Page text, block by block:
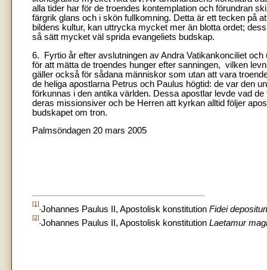
alla tider har för de troendes kontemplation och förundran
färgrik glans och i skön fullkomning. Detta är ett tecken på
bildens kultur, kan uttrycka mycket mer än blotta ordet;
så sätt mycket väl sprida evangeliets budskap.
6. Fyrtio år efter avslutningen av Andra Vatikankonciliet
för att mätta de troendes hunger efter sanningen, vilken
gäller också för sådana människor som utan att vara
de heliga apostlarna Petrus och Paulus högtid: de var den
förkunnas i den antika världen. Dessa apostlar levde vad
deras missionsiver och be Herren att kyrkan alltid följer
budskapet om tron.
Palmsöndagen 20 mars 2005
[1]
Johannes Paulus II, Apostolisk konstitution Fidei
[2]
Johannes Paulus II, Apostolisk konstitution Laetamur